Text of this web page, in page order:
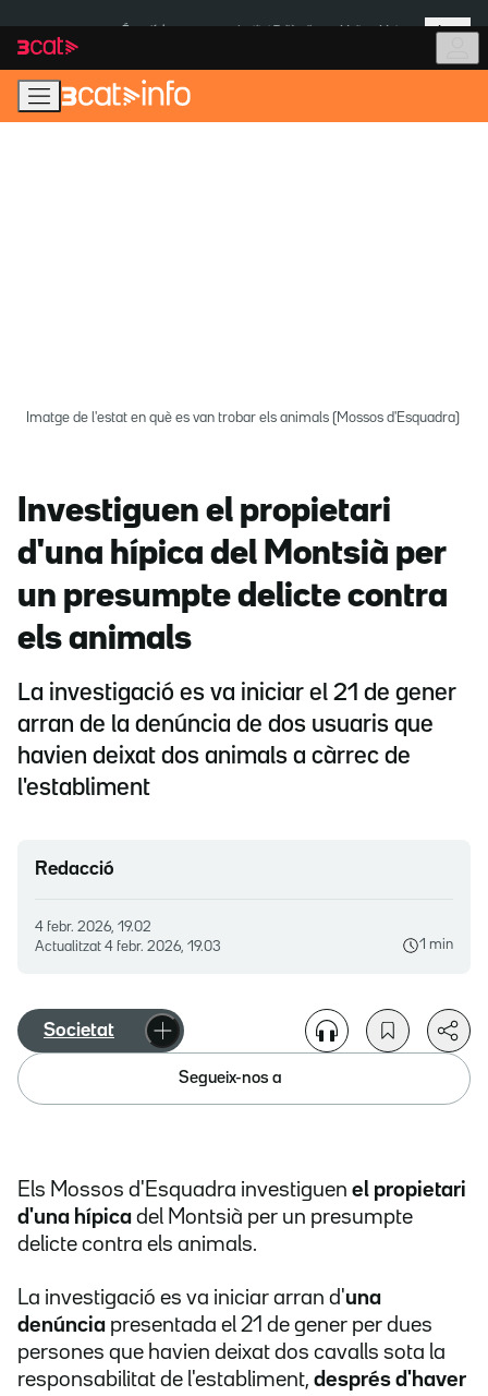
navegació
principal
contingut
Més
Imatge de l'estat en què es van trobar els animals (Mossos d'Esquadra)
Investiguen el propietari
d'una hípica del Montsià per
un presumpte delicte contra
els animals
La investigació es va iniciar el 21 de gener
arran de la denúncia de dos usuaris que
havien deixat dos animals a càrrec de
l'establiment
Redacció
4 febr. 2026, 19.02
Actualitzat 4 febr. 2026, 19.03 1 min
Societat
Segueix-nos a
Els Mossos d'Esquadra investiguen el propietari
d'una hípica del Montsià per un presumpte
delicte contra els animals.
La investigació es va iniciar arran d'una
denúncia presentada el 21 de gener per dues
persones que havien deixat dos cavalls sota la
responsabilitat de l'establiment, després d'haver